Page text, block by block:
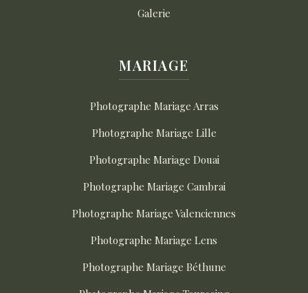
Galerie
MARIAGE
Photographe Mariage Arras
Photographe Mariage Lille
Photographe Mariage Douai
Photographe Mariage Cambrai
Photographe Mariage Valenciennes
Photographe Mariage Lens
Photographe Mariage Béthune